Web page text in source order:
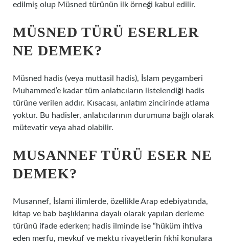
edilmiş olup Müsned türünün ilk örneği kabul edilir.
MÜSNED TÜRÜ ESERLER
NE DEMEK?
Müsned hadis (veya muttasil hadis), İslam peygamberi
Muhammed’e kadar tüm anlatıcıların listelendiği hadis
türüne verilen addır. Kısacası, anlatım zincirinde atlama
yoktur. Bu hadisler, anlatıcılarının durumuna bağlı olarak
mütevatir veya ahad olabilir.
MUSANNEF TÜRÜ ESER NE
DEMEK?
Musannef, İslami ilimlerde, özellikle Arap edebiyatında,
kitap ve bab başlıklarına dayalı olarak yapılan derleme
türünü ifade ederken; hadis ilminde ise “hüküm ihtiva
eden merfu, mevkuf ve mektu rivayetlerin fıkhî konulara